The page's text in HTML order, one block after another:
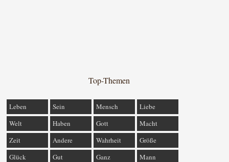
Top-Themen
Leben Sein Mensch
Liebe
Welt
Haben Gott
Macht
Zeit
Andere Wahrheit
Größe
Glück
Gut Ganz Mann